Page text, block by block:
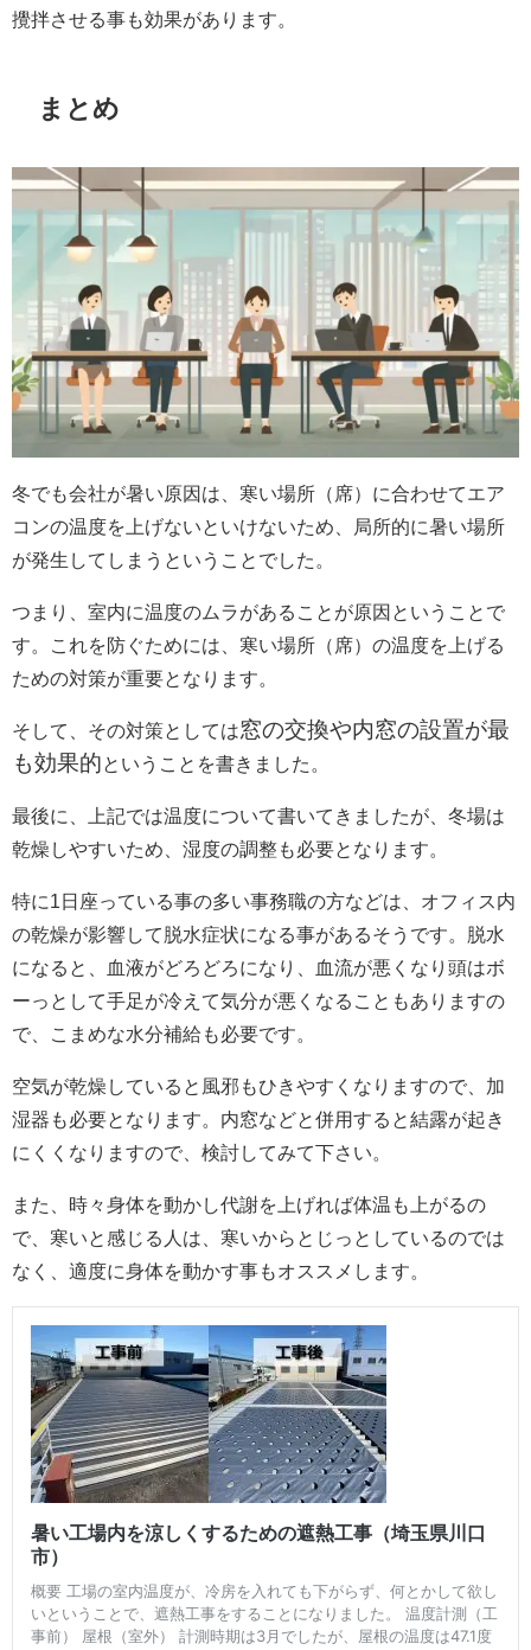
攪拌させる事も効果があります。
まとめ
冬でも会社が暑い原因は、寒い場所（席）に合わせてエア
コンの温度を上げないといけないため、局所的に暑い場所
が発生してしまうということでした。
つまり、室内に温度のムラがあることが原因ということで
す。これを防ぐためには、寒い場所（席）の温度を上げる
ための対策が重要となります。
そして、その対策としては窓の交換や内窓の設置が最
も効果的 ということを書きました。
最後に、上記では温度について書いてきましたが、冬場は
乾燥しやすいため、湿度の調整も必要となります。
特に1 日座っている事の多い事務職の方などは、オフィス内
の乾燥が影響して脱水症状になる事があるそうです。脱水
になると、血液がどろどろになり、血流が悪くなり頭はボ
ーっとして手足が冷えて気分が悪くなることもありますの
で、こまめな水分補給も必要です。
空気が乾燥していると風邪もひきやすくなりますので、加
湿器も必要となります。内窓などと併用すると結露が起き
にくくなりますので、検討してみて下さい。
また、時々身体を動かし代謝を上げれば体温も上がるの
で、寒いと感じる人は、寒いからとじっとしているのでは
なく、適度に身体を動かす事もオススメします。